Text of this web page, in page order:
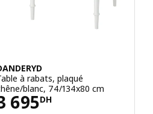
à rabats, plaqué
blanc, 74/134x80 cm
695DH
3695DH